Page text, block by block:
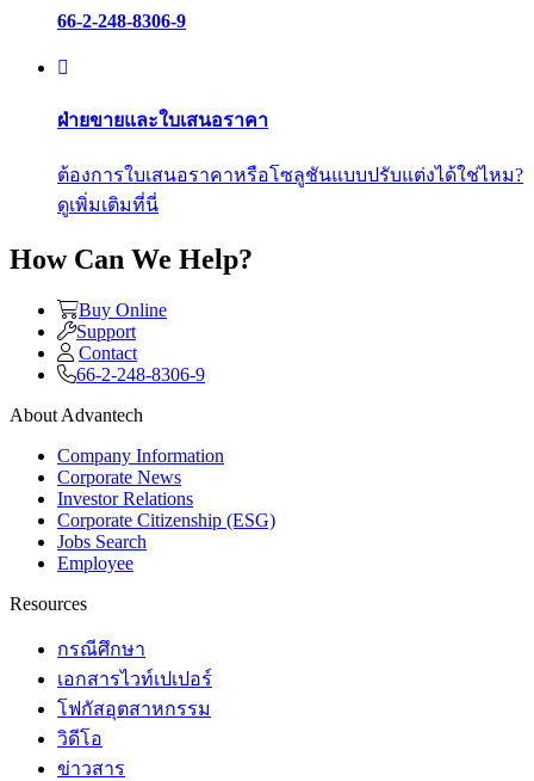
66-2-248-8306-9
ฝ่ายขายและใบเสนอราคา
ต้องการใบเสนอราคาหรือโซลูชันแบบปรับแต่งได้ใช่ไหม?
ดูเพิ่มเติมที่นี่
How Can We Help?
Buy Online
Support
Contact
66-2-248-8306-9
About Advantech
Company Information
Corporate News
Investor Relations
Corporate Citizenship (ESG)
Jobs Search
Employee
Resources
กรณีศึกษา
เอกสารไวท์เปเปอร์
โฟกัสอุตสาหกรรม
วิดีโอ
ข่าวสาร